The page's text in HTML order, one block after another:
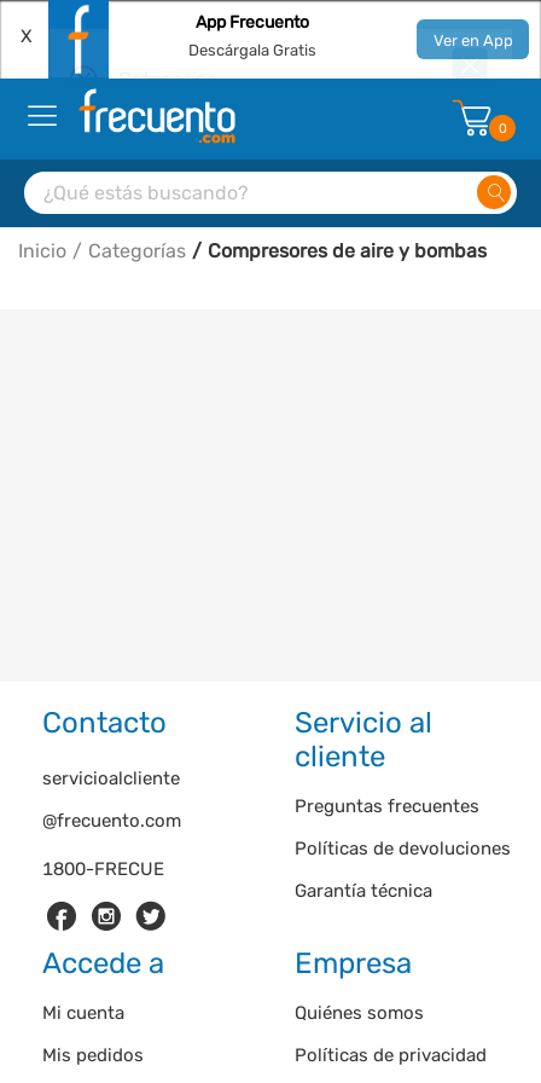
X
App Frecuento
Descárgala Gratis Ver en App
0
Inicio Categorías Compresores de aire y bombas
Contacto
1800-FRECUE
servicioalcliente
@frecuento.com
Servicio al
cliente
Preguntas frecuentes
Políticas de devoluciones
Garantía técnica
Accede a
Mi cuenta
Mis pedidos
Empresa
Quiénes somos
Políticas de privacidad